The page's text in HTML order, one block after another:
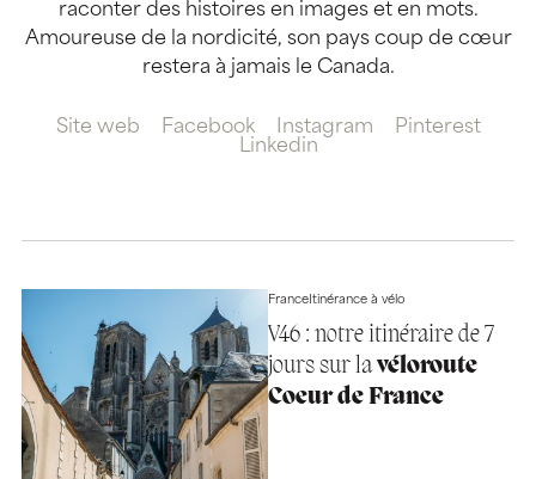
raconter des histoires en images et en mots.
Amoureuse de la nordicité, son pays coup de cœur
restera à jamais le Canada.
Site web Facebook Instagram
Pinterest
Linkedin
FranceItinérance à vélo
V46 : notre itinéraire de 7
jours sur lavéloroute
Coeur de France